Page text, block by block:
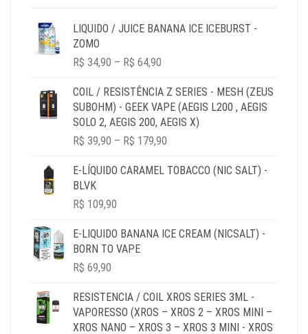
LIQUIDO / JUICE BANANA ICE ICEBURST -
ZOMO
R$ 34,90 – R$ 64,90
R$ 34,90
THROUGH
R$ 64,90
COIL / RESISTÊNCIA Z SERIES - MESH (ZEUS
SUBOHM) - GEEK VAPE (AEGIS L200 , AEGIS
SOLO 2, AEGIS 200, AEGIS X)
R$ 39,90 – R$ 179,90
R$ 39,90
E-LÍQUIDO CARAMEL TOBACCO (NIC SALT) -
BLVK
R$ 109,90
E-LIQUIDO BANANA ICE CREAM (NICSALT) -
BORN TO VAPE
R$ 69,90
RESISTENCIA / COIL XROS SERIES 3ML -
VAPORESSO (XROS – XROS 2 – XROS MINI –
XROS NANO – XROS 3 – XROS 3 MINI - XROS